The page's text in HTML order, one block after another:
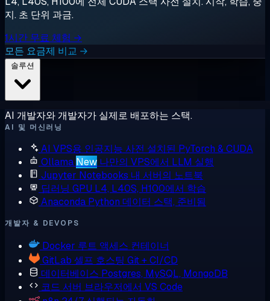
지. 초 단위 과금.
1시간 무료 체험 →
모든 요금제 비교 →
AI 개발자와 개발자가 실제로 배포하는 스택.
AI 및 머신러닝
AI VPS용 인공지능 사전 설치된 PyTorch & CUDA
Ollama New 나만의 VPS에서 LLM 실행
Jupyter Notebooks 내 서버의 노트북
딥러닝 GPU L4, L40S, H100에서 학습
Anaconda Python 데이터 스택, 준비됨
개발자 & DEVOPS
Docker 루트 액세스 컨테이너
GitLab 셀프 호스팅 Git + CI/CD
데이터베이스 Postgres, MySQL, MongoDB
코드 서버 브라우저에서 VS Code